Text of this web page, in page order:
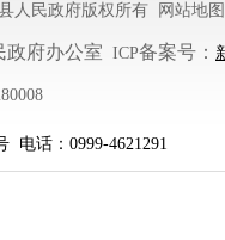
人民政府版权所有 网站地图
政府办公室 ICP备案号：
电话：0999-4621291